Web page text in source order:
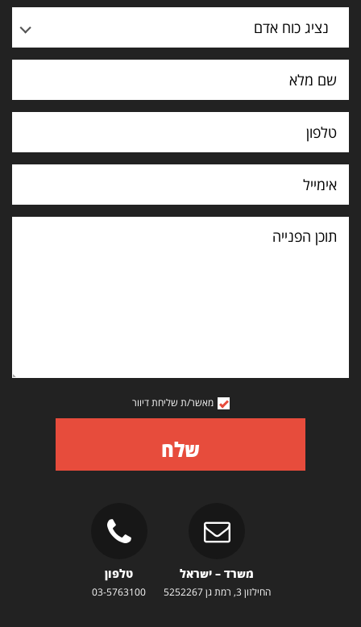
נציג כוח אדם
תוכן
הפנייה
מאשר/ת שליחת דיוור
שלח
משרד – ישראל
החילזון 3, רמת גן 5252267
טלפון
03-5763100